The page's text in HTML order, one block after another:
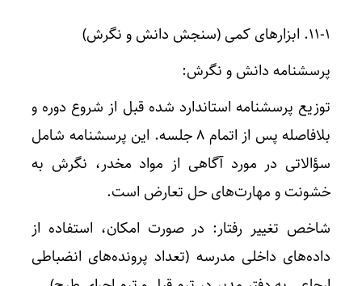
۱۱-۱. ابزارهای کمی (سنجش دانش و نگرش)
پرسشنامه دانش و نگرش:
توزیع پرسشنامه استاندارد شده قبل از شروع دوره و
بلافاصله پس از اتمام ۸ جلسه. این پرسشنامه شامل
سؤالاتی در مورد آگاهی از مواد مخدر، نگرش به
خشونت و مهارت‌های حل تعارض است.
شاخص تغییر رفتار: در صورت امکان، استفاده از
داده‌های داخلی مدرسه (تعداد پرونده‌های انضباطی